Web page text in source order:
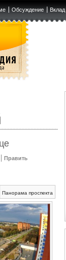
Обсуждение Вклад
Править
Панорама проспекта